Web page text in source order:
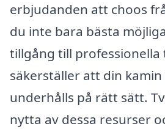
erbjudanden att choos
du inte bara bästa
tillgång till professionella
säkerställer att din
underhålls på rätt sätt.
nytta av dessa resurser